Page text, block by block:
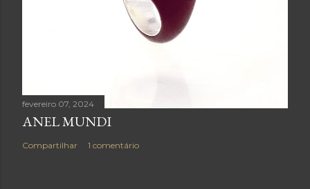
fevereiro 07, 2024
ANEL MUNDI
Compartilhar 1 comentário